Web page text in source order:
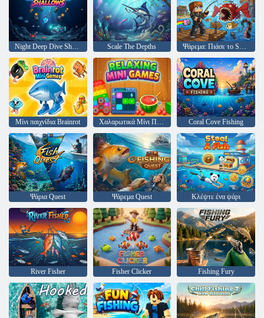
Night Deep Dive Shallows Scale The Depths Ψάρεμα: Πιάσε το Secret Brainrot
Μίνι παιχνίδια Brainrot Coral Cove Fishing
Ψάρια Quest Ψάρεμα Quest Κλέψτε ένα ψάρι
River Fisher Fisher Clicker Fishing Fury